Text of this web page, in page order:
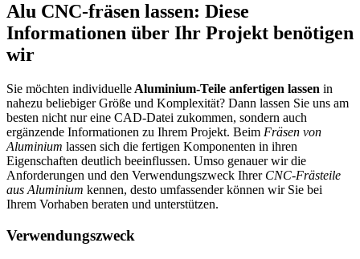
Alu CNC-fräsen lassen: Diese
Informationen über Ihr Projekt benötigen
wir
Sie möchten individuelle Aluminium-Teile anfertigen lassen in
nahezu beliebiger Größe und Komplexität? Dann lassen Sie uns am
besten nicht nur eine CAD-Datei zukommen, sondern auch
ergänzende Informationen zu Ihrem Projekt. Beim Fräsen von
Aluminium lassen sich die fertigen Komponenten in ihren
Eigenschaften deutlich beeinflussen. Umso genauer wir die
Anforderungen und den Verwendungszweck Ihrer CNC-Frästeile
aus Aluminium kennen, desto umfassender können wir Sie bei
Ihrem Vorhaben beraten und unterstützen.
Verwendungszweck